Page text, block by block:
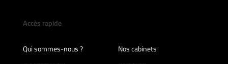
Accès rapide
Qui sommes-nous ?
Nos cabinets